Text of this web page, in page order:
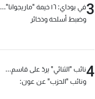
3
في بوداي: ١٦ خيمة "ماريجوانا"...
وضبط أسلحة وذخائر
4نائب "الثنائي" يردّ على قاسم...
ونائب "الحزب" عن عون: